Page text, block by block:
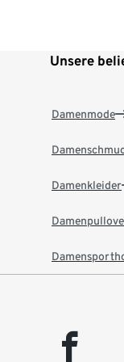
Unsere
Damenmode
Damenkleider
facebook